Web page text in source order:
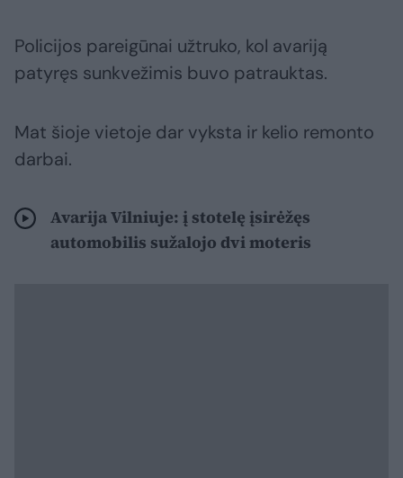
Policijos pareigūnai užtruko, kol avariją
patyręs sunkvežimis buvo patrauktas.
Mat šioje vietoje dar vyksta ir kelio remonto
darbai.
Avarija Vilniuje: į stotelę įsirėžęs
automobilis sužalojo dvi moteris